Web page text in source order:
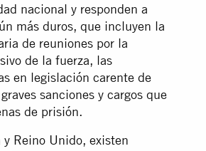
nacional y responden a
más duros, que incluyen la
de reuniones por la
de la fuerza, las
en legislación carente de
sanciones y cargos que
de prisión.
Reino Unido, existen